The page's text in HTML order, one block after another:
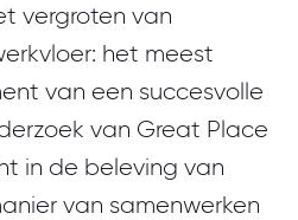
vergroten van
het meest
van een succesvolle
van Great Place
in de beleving van
van samenwerken